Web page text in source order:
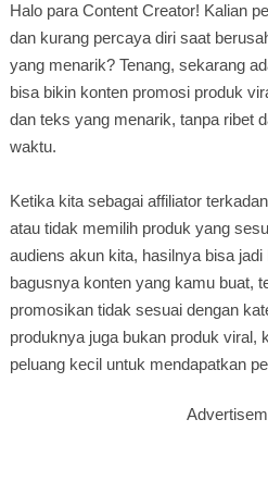
Halo para Content Creator! Kalian
dan kurang percaya diri saat
yang menarik? Tenang, sekarang
bisa bikin konten promosi produk
dan teks yang menarik, tanpa ribet
waktu.
Ketika kita sebagai affiliator
atau tidak memilih produk yang
audiens akun kita, hasilnya bisa
bagusnya konten yang kamu buat,
promosikan tidak sesuai dengan
produknya juga bukan produk viral,
peluang kecil untuk mendapatkan